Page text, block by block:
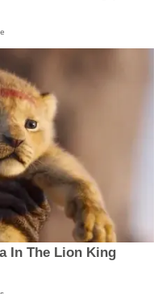
In The Lion King